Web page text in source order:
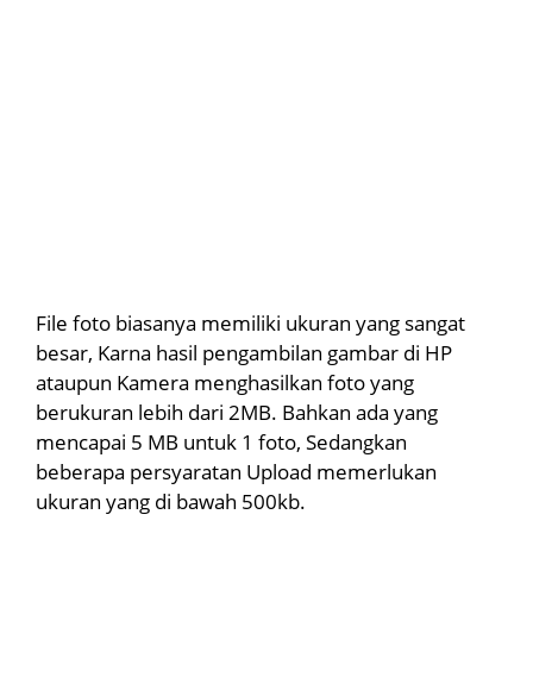
File foto biasanya memiliki ukuran yang sangat
besar, Karna hasil pengambilan gambar di HP
ataupun Kamera menghasilkan foto yang
berukuran lebih dari 2MB. Bahkan ada yang
mencapai 5 MB untuk 1 foto, Sedangkan
beberapa persyaratan Upload memerlukan
ukuran yang di bawah 500kb.